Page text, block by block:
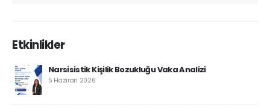
Etkinlikler
Narsisistik Kişilik Bozukluğu Vaka Analizi
5 Haziran 2026